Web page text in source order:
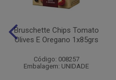
Bruschette Chips Tomato
Olives E Oregano 1x85grs
Código: 008257
Embalagem: UNIDADE